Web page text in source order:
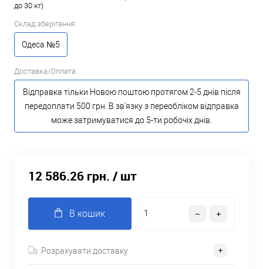
до 30 кг)
Склад зберігання:
Одеса №5
Доставка/Оплата:
Відправка тільки Новою поштою протягом 2-5 днів після
передоплати 500 грн. В зв'язку з переобліком відправка
може затримуватися до 5-ти робочіх днів.
12 586.26 грн. / шт
В кошик
Розрахувати доставку